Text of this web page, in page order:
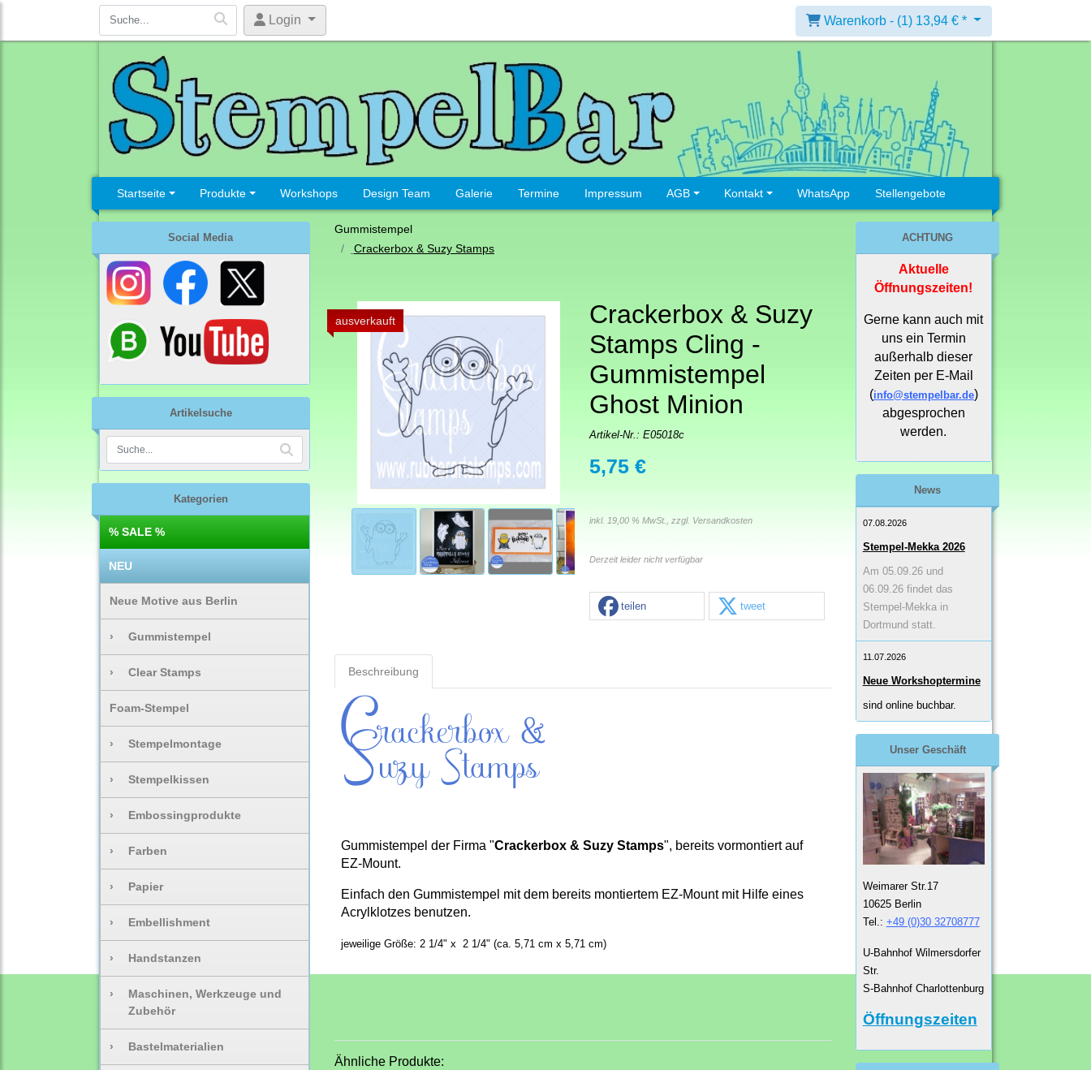
Login Warenkorb - (1) 13,94 € *
Startseite Produkte Workshops Design Team Galerie Termine Impressum AGB Kontakt WhatsApp Stellengebote
Social Media
Artikelsuche
Kategorien
% SALE %
NEU
Neue Motive aus Berlin
› Gummistempel
› Clear Stamps
Foam-Stempel
› Stempelmontage
› Stempelkissen
› Embossingprodukte
› Farben
› Papier
› Embellishment
› Handstanzen
›
Maschinen, Werkzeuge und
Zubehör
› Bastelmaterialien
Gummistempel
Crackerbox & Suzy Stamps
ausverkauft
Crackerbox & Suzy
Stamps Cling -
Gummistempel
Ghost Minion
Artikel-Nr.: E05018c
5,75 €
inkl. 19,00 % MwSt., zzgl. Versandkosten
Derzeit leider nicht verfügbar
teilen tweet
Beschreibung
Gummistempel der Firma "Crackerbox & Suzy Stamps", bereits vormontiert auf
EZ-Mount.
Einfach den Gummistempel mit dem bereits montiertem EZ-Mount mit Hilfe eines
Acrylklotzes benutzen.
jeweilige Größe: 2 1/4" x 2 1/4" (ca. 5,71 cm x 5,71 cm)
Ähnliche Produkte:
ACHTUNG
Aktuelle
Öffnungszeiten!
Gerne kann auch mit
uns ein Termin
außerhalb dieser
Zeiten per E-Mail
(info@stempelbar.de)
abgesprochen
werden.
News
07.08.2026
Stempel-Mekka 2026
Am 05.09.26 und
06.09.26 findet das
Stempel-Mekka in
Dortmund statt.
11.07.2026
Neue Workshoptermine
sind online buchbar.
Unser Geschäft
Weimarer Str.17
10625 Berlin
Tel.: +49 (0)30 32708777
U-Bahnhof Wilmersdorfer
Str.
S-Bahnhof Charlottenburg
Öffnungszeiten